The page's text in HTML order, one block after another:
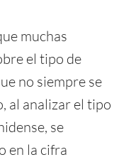
muchas
el tipo de
no siempre se
al analizar el tipo
se
en la cifra